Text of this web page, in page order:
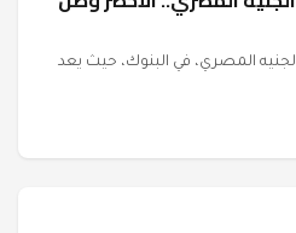
المصري، في البنوك، حيث يعد